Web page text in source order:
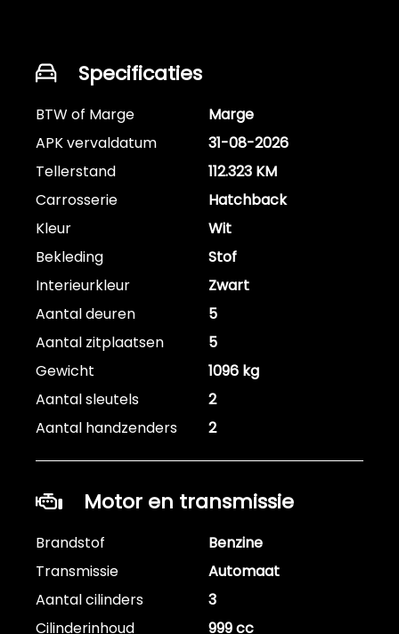
Specificaties
BTW of Marge
Marge
APK vervaldatum
31-08-2026
Tellerstand
112.323 KM
Carrosserie
Hatchback
Kleur
Wit
Bekleding
Stof
Interieurkleur
Zwart
Aantal deuren
5
Aantal zitplaatsen
5
Gewicht
1096 kg
Aantal sleutels
2
Aantal handzenders
2
Motor en transmissie
Brandstof
Benzine
Transmissie
Automaat
Aantal cilinders
3
Cilinderinhoud
999 cc